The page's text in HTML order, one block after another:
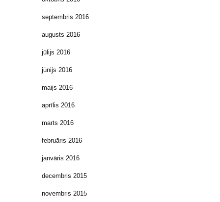
septembris 2016
augusts 2016
jūlijs 2016
jūnijs 2016
maijs 2016
aprīlis 2016
marts 2016
februāris 2016
janvāris 2016
decembris 2015
novembris 2015